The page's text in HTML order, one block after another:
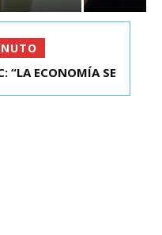
ELECTO DE
ECONOMÍA SE